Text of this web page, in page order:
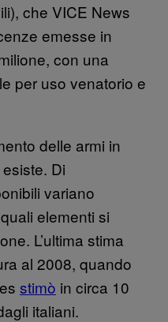
che VICE News
emesse in
con una
per uso venatorio e
delle armi in
Di
variano
elementi si
L’ultima stima
al 2008, quando
stimò in circa 10
italiani.